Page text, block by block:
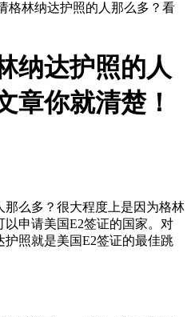
格林纳达护照的人那么多？看
纳达护照的人
章你就清楚！
么多？很大程度上是因为格林
申请美国E2签证的国家。对
照就是美国E2签证的最佳跳